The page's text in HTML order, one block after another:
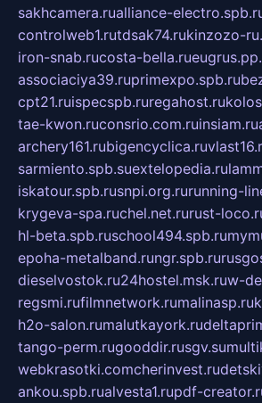
sakhcamera.rualliance-
controlweb1.rutdsak74.rukinzozo-
iron-snab.rucosta-bella.ru
associaciya39.ruprimexpo.spb.ru
cpt21.ruispecspb.ruregahost.ru
tae-kwon.ruconsrio.com.ruinsiam.ru
archery161.rubigencyclica.ru
sarmiento.spb.suextelopedia.ru
iskatour.spb.rusnpi.org.rurunning-
krygeva-spa.ruchel.net.rurust-
hl-beta.spb.ruschool494.spb.ru
epoha-metalband.rungr.spb.ru
dieselvostok.ru24hostel.msk.ruw-
regsmi.rufilmnetwork.rumalinasp.ru
h2o-salon.rumalutkayork.ru
tango-perm.rugooddir.rusgv.su
webkrasotki.comcherinvest.ru
ankou.spb.rualvesta1.rupdf-